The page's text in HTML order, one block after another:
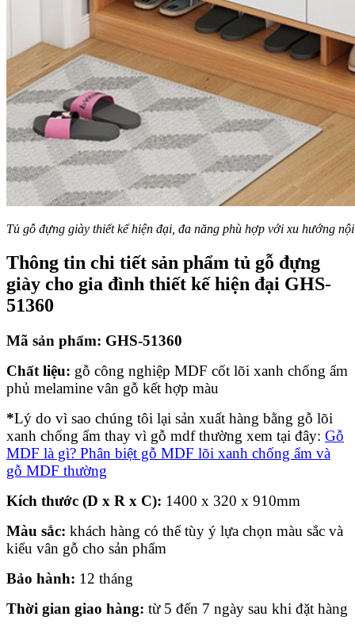
Tủ gỗ đựng giày thiết kế hiện đại, đa năng phù hợp với xu hướng
Thông tin chi tiết sản phẩm tủ gỗ đựng
giày cho gia đình thiết kế hiện đại GHS-
51360
Mã sản phẩm: GHS-51360
Chất liệu: gỗ công nghiệp MDF cốt lõi xanh chống ẩm
phủ melamine vân gỗ kết hợp màu
*Lý do vì sao chúng tôi lại sản xuất hàng bằng gỗ lõi
xanh chống ẩm thay vì gỗ mdf thường xem tại đây: Gỗ
MDF là gì? Phân biệt gỗ MDF lõi xanh chống ẩm và
gỗ MDF thường
Kích thước (D x R x C): 1400 x 320 x 910mm
Màu sắc: khách hàng có thể tùy ý lựa chọn màu sắc và
kiểu vân gỗ cho sản phẩm
Bảo hành: 12 tháng
Thời gian giao hàng: từ 5 đến 7 ngày sau khi đặt hàng